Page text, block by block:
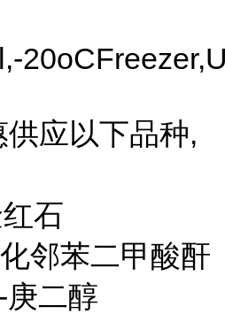
应以下品种,
石
邻苯二甲酸酐
二醇